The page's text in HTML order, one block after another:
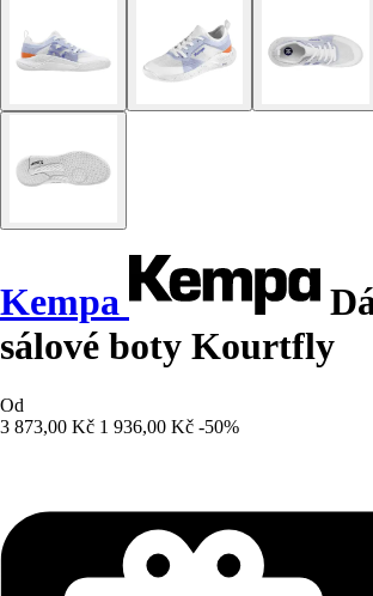
Kempa
sálové boty Kourtfly
Od
3 873,00 Kč 1 936,00 Kč -50%